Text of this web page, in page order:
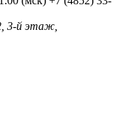
3-й этаж,